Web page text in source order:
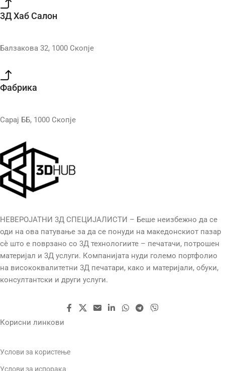
3Д Хаб Салон
Балзакова 32, 1000 Скопје
Фабрика
Сарај ББ, 1000 Скопје
НЕВЕРОЈАТНИ 3Д СПЕЦИЈАЛИСТИ – Беше неизбежно да се
оди на ова патување за да се понуди на македонскиот пазар
сè што е поврзано со 3Д технологиите – печатачи, потрошен
материјал и 3Д услуги. Компанијата нуди големо портфолио
на висококвалитетни 3Д печатари, како и материјали, обуки,
консултантски и други услуги.
Корисни линкови
Услови за користење
Услови за испорака